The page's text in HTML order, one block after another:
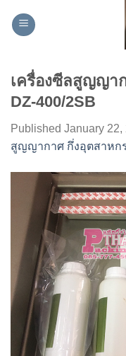
เครื่องซีลสูญญา
DZ-400/2SB
Published January 22,
สูญญากาศ กึ่งอุตสาหก